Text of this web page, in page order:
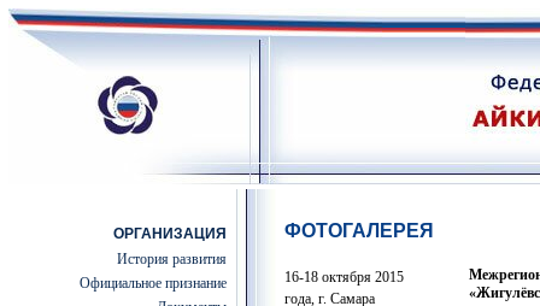
ОРГАНИЗАЦИЯ
История развития
Официальное признание
ФОТОГАЛЕРЕЯ
16-18 октября 2015
года, г. Самара